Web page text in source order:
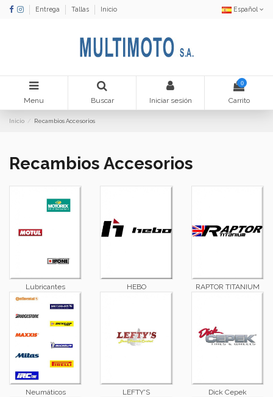
Entrega Tallas Inicio Español
Menu Buscar Iniciar sesión
0
Carrito
Inicio Recambios Accesorios
Recambios Accesorios
Lubricantes HEBO RAPTOR TITANIUM
Neumáticos LEFTY'S Dick Cepek